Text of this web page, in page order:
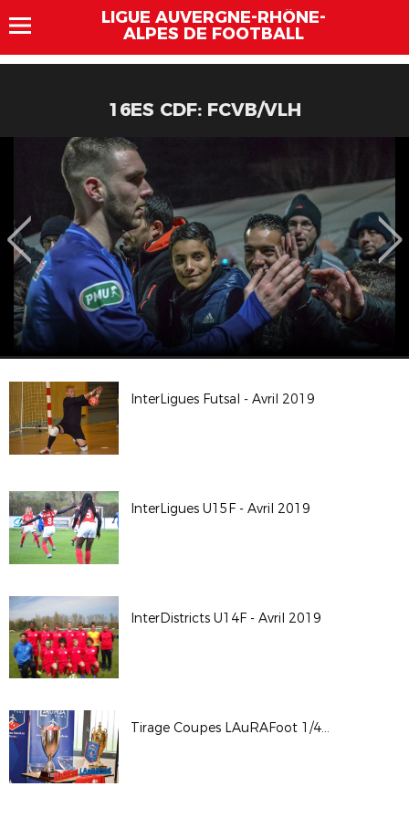
LIGUE AUVERGNE-RHÔNE-
ALPES DE FOOTBALL
16ES CDF: FCVB/VLH
InterLigues Futsal - Avril 2019
InterLigues U15F - Avril 2019
InterDistricts U14F - Avril 2019
Tirage Coupes LAuRAFoot 1/4 et 1/2 - St Maurice de Beynost